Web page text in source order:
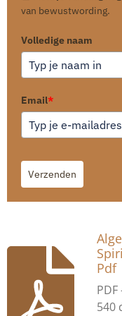
van bewustwording.
Volledige naam
Email*
Verzenden
Pdf
PDF
540